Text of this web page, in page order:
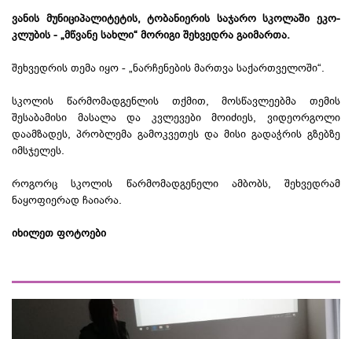
ვანის მუნიციპალიტეტის, ტობანიერის საჯარო სკოლაში ეკო-
კლუბის - „მწვანე სახლი“ მორიგი შეხვედრა გაიმართა.
შეხვედრის თემა იყო - „ნარჩენების მართვა საქართველოში“.
სკოლის წარმომადგენლის თქმით, მოსწავლეებმა თემის
შესაბამისი მასალა და კვლევები მოიძიეს, ვიდეორგოლი
დაამზადეს, პრობლემა გამოკვეთეს და მისი გადაჭრის გზებზე
იმსჯელეს.
როგორც სკოლის წარმომადგენელი ამბობს, შეხვედრამ
ნაყოფიერად ჩაიარა.
იხილეთ ფოტოები